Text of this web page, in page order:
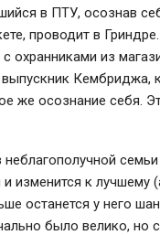
в ПТУ, осознав
проводит в
из
Кембриджа,
же осознание себя.
изменится к лучшему
останется у него
было велико, но